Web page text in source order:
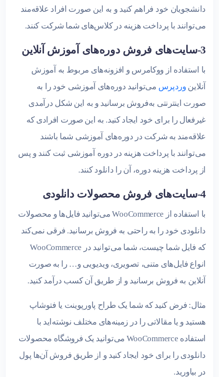
دانشجویان خود فراهم کنید و به این صورت افراد علاقه‌مند
می‌توانند با پرداخت هزینه در کلاس‌های شما شرکت کنند.
3-سایت‌‌های فروش دوره‌های آموزش آنلاین
با استفاده از ووکامرس و افزونه‌های مربوط به آموزش
آنلاین وردپرس می‌توانید دوره‌های آموزشی خود را به
صورت اینترنتی به‌فروش برسانید و به این شکل درآمدی
غیرفعال را برای خود ایجاد کنید. به این صورت افرادی که
علاقه‌مند به شرکت در دوره‌های آموزشی شما باشند
می‌توانند با پرداخت هزینه در دوره آموزشی ثبت کنند و پس
از پرداخت هزینه دوره، آن را دانلود کنند.
4-سایت‌‌های فروش محصولات دانلودی
با استفاده از WooCommerce می‌توانید فایل‌ها و محصولات
دانلودی خود را به راحتی به فروش برسانید. فرقی نمی‌کند
که فایل شما چیست، شما می‌توانید در WooCommerce
انواع فایل‌های متنی، تصویری، ویدیویی و… را به صورت
آنلاین به فروش برسانید و از طریق آن کسب درآمد کنید.
مثال: فرض کنید که شما یک طراح پاورپوینت یا فتوشاپ
هستید و یا مقالاتی را در زمینه‌های مختلف نوشته‌اید با
استفاده WooCommerce می‌توانید یک فروشگاه محصولات
دانلودی را برای خود ایجاد کنید و از طریق فروش آن‌ها پول
در بیاورید.